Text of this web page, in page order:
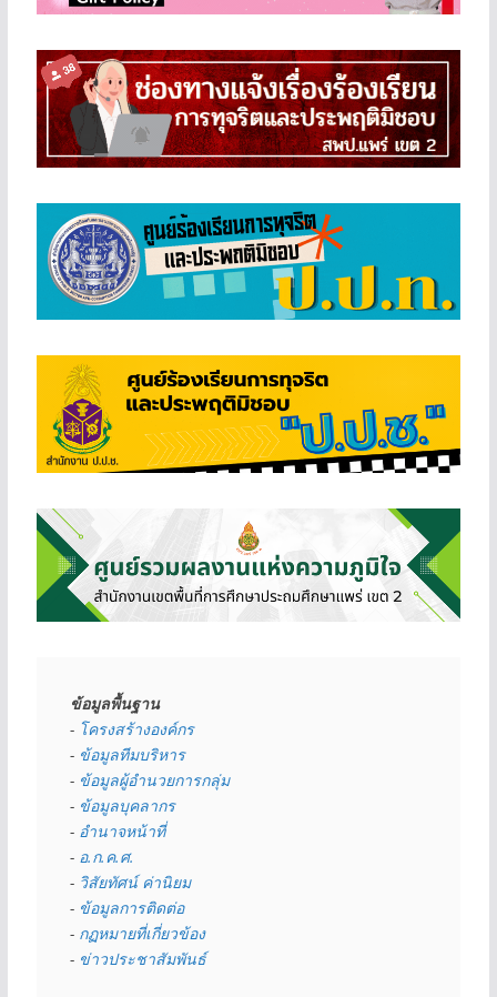
ข้อมูลพื้นฐาน
- โครงสร้างองค์กร
- ข้อมูลทีมบริหาร
- ข้อมูลผู้อำนวยการกลุ่ม
- ข้อมูลบุคลากร
- อำนาจหน้าที่
- อ.ก.ค.ศ.
- วิสัยทัศน์ ค่านิยม
- ข้อมูลการติดต่อ
- กฏหมายที่เกี่ยวข้อง
- ข่าวประชาสัมพันธ์